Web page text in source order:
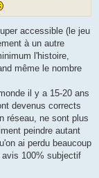
accessible (le jeu
à un autre
l'histoire,
même le nombre
il y a 15-20 ans
devenus corrects
réseau, ne sont plus
peindre autant
ai perdu beaucoup
100% subjectif